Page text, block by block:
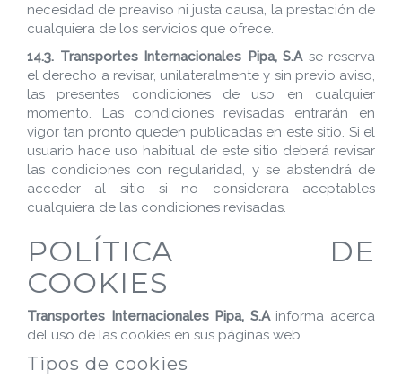
necesidad de preaviso ni justa causa, la prestación de
cualquiera de los servicios que ofrece.
14.3. Transportes Internacionales Pipa, S.Ase reserva
el derecho a revisar, unilateralmente y sin previo aviso,
las presentes condiciones de uso en cualquier
momento. Las condiciones revisadas entrarán en
vigor tan pronto queden publicadas en este sitio. Si el
usuario hace uso habitual de este sitio deberá revisar
las condiciones con regularidad, y se abstendrá de
acceder al sitio si no considerara aceptables
cualquiera de las condiciones revisadas.
POLÍTICA DE
COOKIES
Transportes Internacionales Pipa, S.Ainforma acerca
del uso de las cookies en sus páginas web.
Tipos de cookies